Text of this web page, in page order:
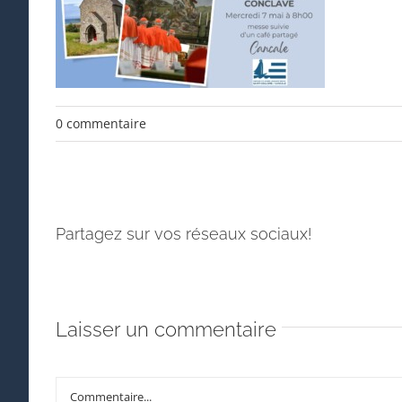
0 commentaire
Partagez sur vos réseaux sociaux!
Laisser un commentaire
Commentaire